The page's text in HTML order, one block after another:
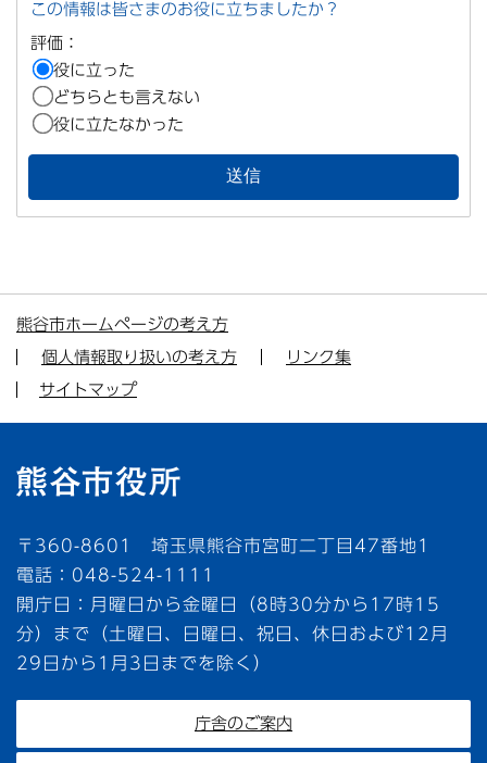
この情報は皆さまのお役に立ちましたか？
評価：
役に立った
どちらとも言えない
役に立たなかった
熊谷市ホームページの考え方
個人情報取り扱いの考え方
リンク集
サイトマップ
〒360-8601 埼玉県熊谷市宮町二丁目47番地1
電話：048-524-1111
開庁日：月曜日から金曜日（8時30分から17時15
分）まで（土曜日、日曜日、祝日、休日および12月
29日から1月3日までを除く）
庁舎のご案内